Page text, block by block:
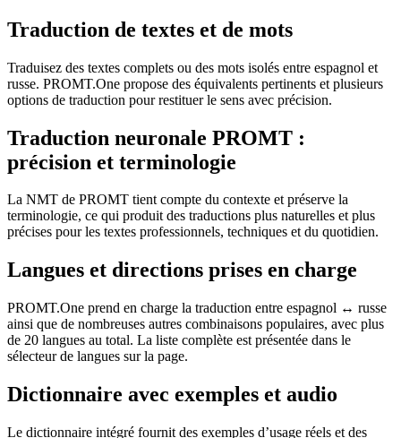
Traduction de textes et de mots
Traduisez des textes complets ou des mots isolés entre espagnol et
russe. PROMT.One propose des équivalents pertinents et plusieurs
options de traduction pour restituer le sens avec précision.
Traduction neuronale PROMT :
précision et terminologie
La NMT de PROMT tient compte du contexte et préserve la
terminologie, ce qui produit des traductions plus naturelles et plus
précises pour les textes professionnels, techniques et du quotidien.
Langues et directions prises en charge
PROMT.One prend en charge la traduction entre espagnol ↔ russe
ainsi que de nombreuses autres combinaisons populaires, avec plus
de 20 langues au total. La liste complète est présentée dans le
sélecteur de langues sur la page.
Dictionnaire avec exemples et audio
Le dictionnaire intégré fournit des exemples d’usage réels et des